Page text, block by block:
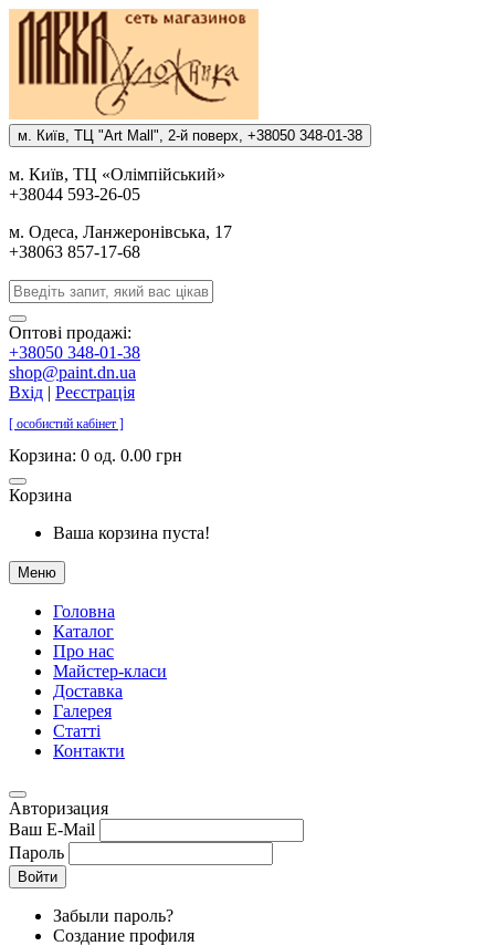
м. Киïв, ТЦ "Art Mall", 2-й поверх, +38050 348-01-38
м. Киïв, ТЦ «Олiмпiйський»
+38044 593-26-05
м. Одеса, Ланжеронiвська, 17
+38063 857-17-68
Оптові продажі:
+38050 348-01-38
shop@paint.dn.ua
Вхід | Реєстрація
[ особистий кабінет ]
Корзина: 0 од. 0.00 грн
Корзина
Ваша корзина пуста!
Меню
Головна
Каталог
Про нас
Майстер-класи
Доставка
Галерея
Статтi
Контакти
Авторизация
Ваш E-Mail
Пароль
Войти
Забыли пароль?
Создание профиля